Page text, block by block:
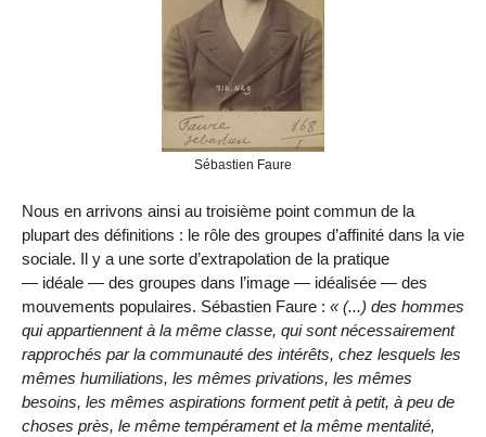
Sébastien Faure
Nous en arrivons ainsi au troisième point commun de la
plupart des définitions : le rôle des groupes d’affinité dans la vie
sociale. Il y a une sorte d’extrapolation de la pratique
— idéale — des groupes dans l’image — idéalisée — des
mouvements populaires. Sébastien Faure :
(...) des hommes
qui appartiennent à la même classe, qui sont nécessairement
rapprochés par la communauté des intérêts, chez lesquels les
mêmes humiliations, les mêmes privations, les mêmes
besoins, les mêmes aspirations forment petit à petit, à peu de
choses près, le même tempérament et la même mentalité,